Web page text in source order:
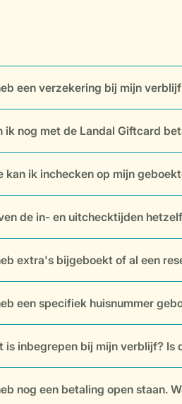
een verzekering bij mijn
ik nog met de Landal Giftcard
kan ik inchecken op mijn
de in- en uitchecktijden
extra's bijgeboekt of al een
een specifiek huisnummer
is inbegrepen bij mijn verblijf? Is
nog een betaling open staan.